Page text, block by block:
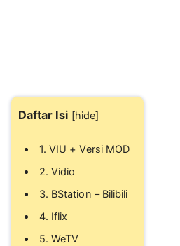
Daftar Isi [hide]
1. VIU + Versi MOD
2. Vidio
3. BStation – Bilibili
4. Iflix
5. WeTV